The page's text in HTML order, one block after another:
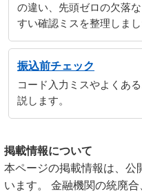
の違い、先頭ゼロの欠落
すい確認ミスを整理しまし
振込前チェック
コード入力ミスやよくあ
説します。
掲載情報について
本ページの掲載情報は、公
います。 金融機関の統廃